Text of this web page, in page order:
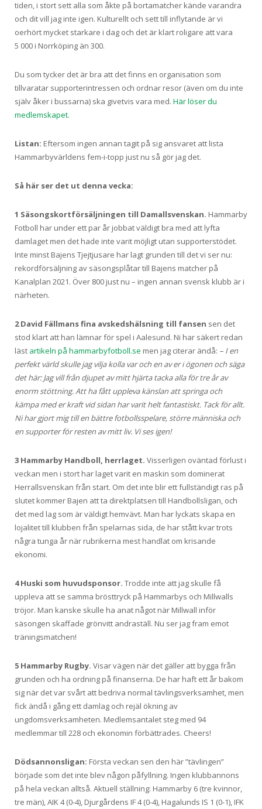
tiden, i stort sett alla som åkte på bortamatcher kände varandra
och dit vill jag inte igen. Kulturellt och sett till inflytande är vi
oerhört mycket starkare i dag och det är klart roligare att vara
5 000 i Norrköping än 300.
Du som tycker det är bra att det finns en organisation som
tillvaratar supporterintressen och ordnar resor (även om du inte
själv åker i bussarna) ska givetvis vara med. Här löser du
medlemskapet.
Listan: Eftersom ingen annan tagit på sig ansvaret att lista
Hammarbyvärldens fem-i-topp just nu så gör jag det.
Så här ser det ut denna vecka:
1 Säsongskortförsäljningen till Damallsvenskan. Hammarby
Fotboll har under ett par år jobbat väldigt bra med att lyfta
damlaget men det hade inte varit möjligt utan supporterstödet.
Inte minst Bajens Tjejtjusare har lagt grunden till det vi ser nu:
rekordförsäljning av säsongsplåtar till Bajens matcher på
Kanalplan 2021. Över 800 just nu – ingen annan svensk klubb är i
närheten.
2 David Fällmans fina avskedshälsning till fansen sen det
stod klart att han lämnar för spel i Aalesund. Ni har säkert redan
läst artikeln på hammarbyfotboll.se men jag citerar ändå: – I en
perfekt värld skulle jag vilja kolla var och en av er i ögonen och säga
det här: Jag vill från djupet av mitt hjärta tacka alla för tre år av
enorm stöttning. Att ha fått uppleva känslan att springa och
kämpa med er kraft vid sidan har varit helt fantastiskt. Tack för allt.
Ni har gjort mig till en bättre fotbollsspelare, större människa och
en supporter för resten av mitt liv. Vi ses igen!
3 Hammarby Handboll, herrlaget. Visserligen oväntad förlust i
veckan men i stort har laget varit en maskin som dominerat
Herrallsvenskan från start. Om det inte blir ett fullständigt ras på
slutet kommer Bajen att ta direktplatsen till Handbollsligan, och
det med lag som är väldigt hemvävt. Man har lyckats skapa en
lojalitet till klubben från spelarnas sida, de har stått kvar trots
några tunga år när rubrikerna mest handlat om krisande
ekonomi.
4 Huski som huvudsponsor. Trodde inte att jag skulle få
uppleva att se samma brösttryck på Hammarbys och Millwalls
tröjor. Man kanske skulle ha anat något när Millwall inför
säsongen skaffade grönvitt andraställ. Nu ser jag fram emot
träningsmatchen!
5 Hammarby Rugby. Visar vägen när det gäller att bygga från
grunden och ha ordning på finanserna. De har haft ett år bakom
sig när det var svårt att bedriva normal tävlingsverksamhet, men
fick ändå i gång ett damlag och rejäl ökning av
ungdomsverksamheten. Medlemsantalet steg med 94
medlemmar till 228 och ekonomin förbättrades. Cheers!
Dödsannonsligan: Första veckan sen den här ”tävlingen”
började som det inte blev någon påfyllning. Ingen klubbannons
på hela veckan alltså. Aktuell ställning: Hammarby 6 (tre kvinnor,
tre män), AIK 4 (0-4), Djurgårdens IF 4 (0-4), Hagalunds IS 1 (0-1), IFK